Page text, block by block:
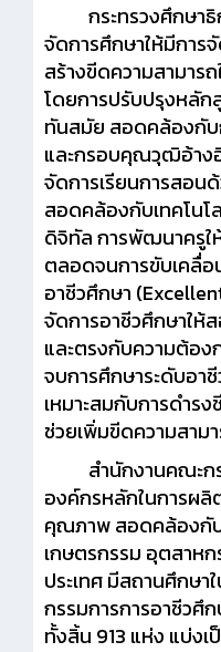
กระทรวงศึกษาธิก
จัดการศึกษาให้มีการ
สร้างขีดความสามาร
โดยการปรับปรุงหลัก
ทันสมัย สอดคล้องกั
และกรอบคุณวุฒิอ้างอิ
จัดการเรียนการสอน
สอดคล้องกับเทคโนโ
ดิจิทัล การพัฒนาครู
ตลอดจนการขับเคลื่อ
อาชีวศึกษา
จัดการอาชีวศึกษาใ
และตรงกับความต้อง
จบการศึกษาระดับอา
เหมาะสมกับการดำ
ช่วยเพิ่มขีดความสาม
สำนักงานคณะกรร
องค์กรหลักในการผ
คุณภาพ สอดคล้องกั
เกษตรกรรม อุตสาห
ประเทศ มีสถานศึกษา
กรรมการการอาชีวศึก
ทั้งสิ้น 913 แห่ง แบ่ง